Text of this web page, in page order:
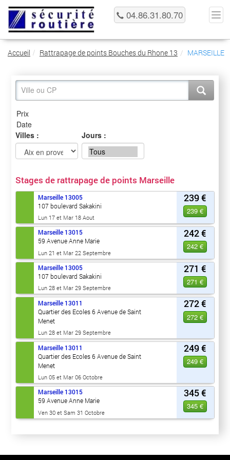
04.86.31.80.70
Accueil Rattrapage de points Bouches du Rhone 13 MARSEILLE
Villes : Jours :
Stages de rattrapage de points Marseille
239 €
239 €
Marseille 13005
107 boulevard Sakakini
Lun 17 et Mar 18 Aout
242 €
242 €
Marseille 13015
59 Avenue Anne Marie
Lun 21 et Mar 22 Septembre
271 €
271 €
Marseille 13005
107 boulevard Sakakini
Lun 28 et Mar 29 Septembre
272 €
272 €
Marseille 13011
Quartier des Ecoles 6 Avenue de Saint
Menet
Lun 28 et Mar 29 Septembre
249 €
249 €
Marseille 13011
Quartier des Ecoles 6 Avenue de Saint
Menet
Lun 05 et Mar 06 Octobre
345 €
345 €
Marseille 13015
59 Avenue Anne Marie
Ven 30 et Sam 31 Octobre